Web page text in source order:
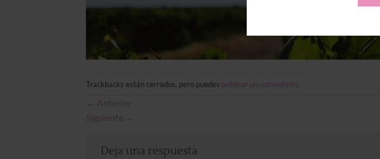
Trackbacks están cerrados, pero puedes publicar un comentario.
← Anterior
Siguiente →
Deja una respuesta